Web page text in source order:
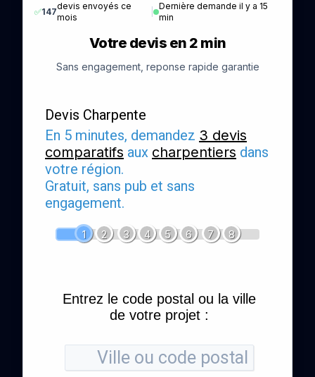
✅147
devis envoyés ce
mois
Dernière demande il y a 15
min
Votre devis en 2 min
Sans engagement, reponse rapide garantie
Devis Charpente
En 5 minutes, demandez 3 devis
comparatifs aux charpentiers dans
votre région.
Gratuit, sans pub et sans
engagement.
1 2 3 4 5 6 7 8
Entrez le code postal ou la ville
de votre projet :